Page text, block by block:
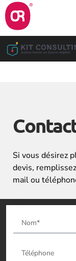
Si vous désirez
devis,
mail ou